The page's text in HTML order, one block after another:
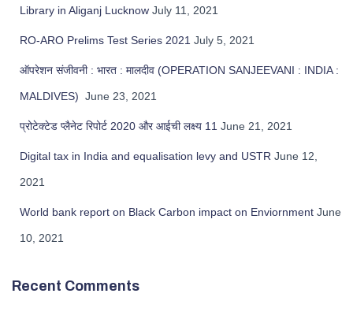
Library in Aliganj Lucknow July 11, 2021
RO-ARO Prelims Test Series 2021 July 5, 2021
ऑपरेशन संजीवनी : भारत : मालदीव (OPERATION SANJEEVANI : INDIA :
MALDIVES) June 23, 2021
प्रोटेक्टेड प्लैनेट रिपोर्ट 2020 और आईची लक्ष्य 11 June 21, 2021
Digital tax in India and equalisation levy and USTR June 12,
2021
World bank report on Black Carbon impact on Enviornment June
10, 2021
Recent Comments